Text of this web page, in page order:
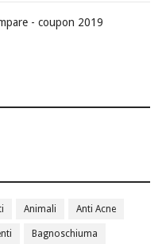
- coupon 2019
Animali Anti Acne
Bagnoschiuma